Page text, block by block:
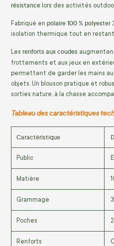
résistance lors des activités
Fabriqué en polaire 100 % polyester
isolation thermique tout en
Les renforts aux coudes
frottements et aux jeux en
permettent de garder les mains
objets. Un blouson pratique et
sorties nature, à la chasse
Tableau des caractéristiques
Caractéristique
Public
Matière
Grammage
Poches
Renforts